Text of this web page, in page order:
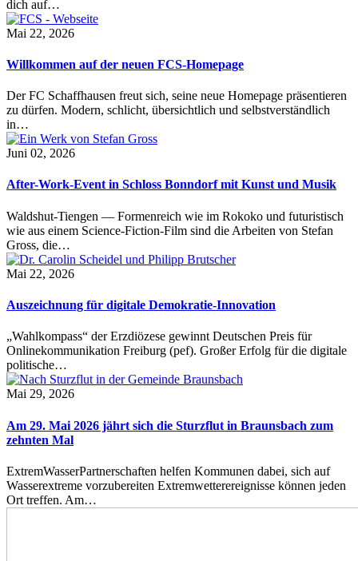
dich auf…
Mai 22, 2026
Willkommen auf der neuen FCS-Homepage
Der FC Schaffhausen freut sich, seine neue Homepage präsentieren
zu dürfen. Modern, schlicht, übersichtlich und selbstverständlich
in…
Juni 02, 2026
After-Work-Event in Schloss Bonndorf mit Kunst und Musik
Waldshut-Tiengen — Formenreich wie im Rokoko und futuristisch
wie aus einem Science-Fiction-Film sind die Arbeiten von Stefan
Gross, die…
Mai 22, 2026
Auszeichnung für digitale Demokratie-Innovation
„Wahlkompass“ der Erzdiözese gewinnt Deutschen Preis für
Onlinekommunikation Freiburg (pef). Großer Erfolg für die digitale
politische…
Mai 29, 2026
Am 29. Mai 2026 jährt sich die Sturzflut in Braunsbach zum
zehnten Mal
ExtremWasserPartnerschaften helfen Kommunen dabei, sich auf
Wasserextreme vorzubereiten Extremwetterereignisse können jeden
Ort treffen. Am…